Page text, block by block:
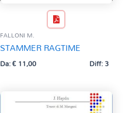
FALLONI M.
STAMMER RAGTIME
Da:€11,00 Diff: 3